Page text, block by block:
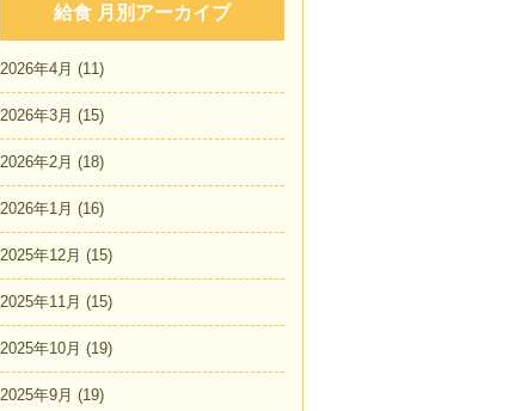
給食 月別アーカイブ
2026年4月 (11)
2026年3月 (15)
2026年2月 (18)
2026年1月 (16)
2025年12月 (15)
2025年11月 (15)
2025年10月 (19)
2025年9月 (19)